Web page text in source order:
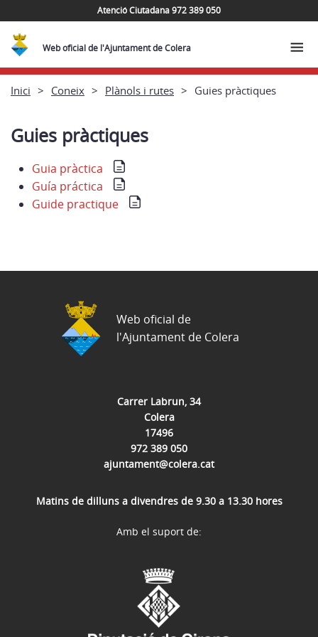
Atenció Ciutadana 972 389 050
Web oficial de l'Ajuntament de Colera
Inici Coneix Plànols i rutes Guies pràctiques
Guies pràctiques
Guia pràctica
Guía práctica
Guide practique
Carrer Labrun, 34
Colera
17496
972 389 050
ajuntament@colera.cat
Matins de dilluns a divendres de 9.30 a 13.30 hores
Web oficial de
l'Ajuntament de Colera
Amb el suport de: